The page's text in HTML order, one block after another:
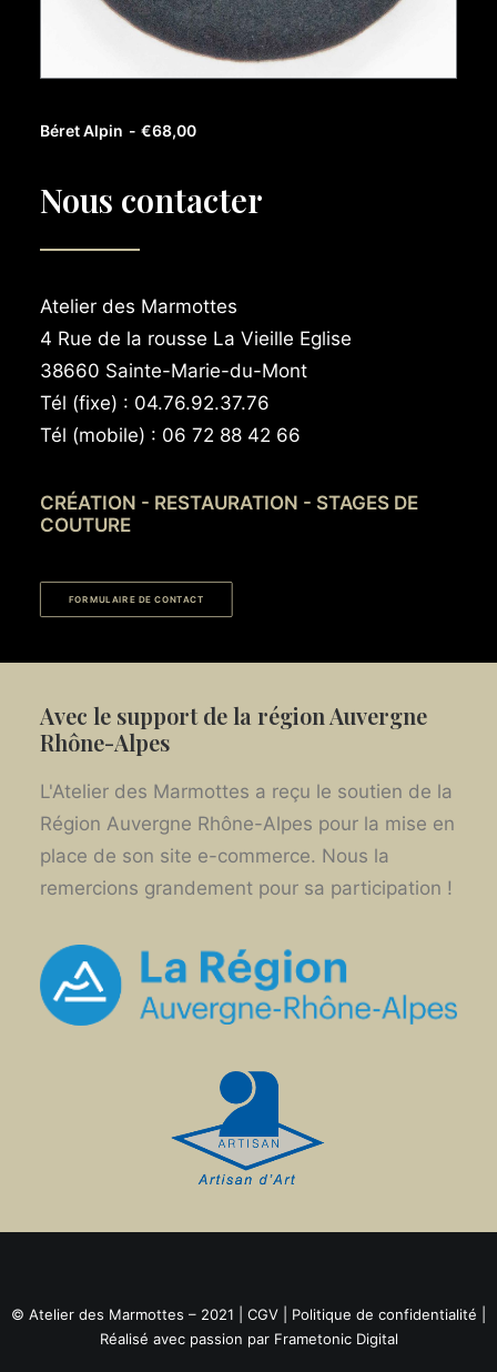
AJOUTER AU PANIER
Béret Alpin €68,00
Nous contacter
Atelier des Marmottes
4 Rue de la rousse La Vieille Eglise
38660 Sainte-Marie-du-Mont
Tél (fixe) : 04.76.92.37.76
Tél (mobile) : 06 72 88 42 66
CRÉATION - RESTAURATION - STAGES DE
COUTURE
FORMULAIRE DE CONTACT
Avec le support de la région Auvergne
Rhône-Alpes
L'Atelier des Marmottes a reçu le soutien de la
Région Auvergne Rhône-Alpes pour la mise en
place de son site e-commerce. Nous la
remercions grandement pour sa participation !
© Atelier des Marmottes – 2021 | CGV Politique de confidentialité
Réalisé avec passion par Frametonic Digital